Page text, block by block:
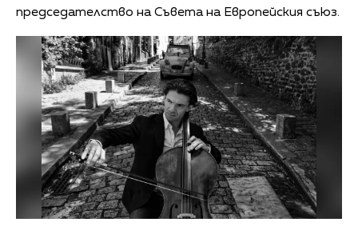
председателство на Съвета на Европейския съюз.